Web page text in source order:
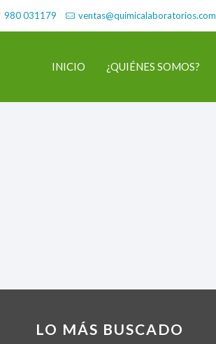
980 031179 ventas@quimicalaboratorios.com
INICIO ¿QUIÉNES SOMOS?
LO MÁS BUSCADO